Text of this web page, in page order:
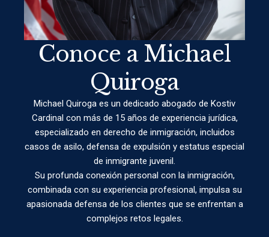
Conoce a Michael
Quiroga
Michael Quiroga es un dedicado abogado de Kostiv
Cardinal con más de 15 años de experiencia jurídica,
especializado en derecho de inmigración, incluidos
casos de asilo, defensa de expulsión y estatus especial
de inmigrante juvenil.
Su profunda conexión personal con la inmigración,
combinada con su experiencia profesional, impulsa su
apasionada defensa de los clientes que se enfrentan a
complejos retos legales.